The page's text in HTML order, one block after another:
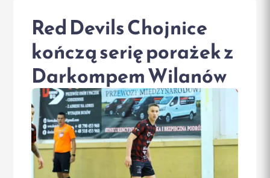
Red Devils Chojnice
kończą serię porażek z
Darkompem Wilanów